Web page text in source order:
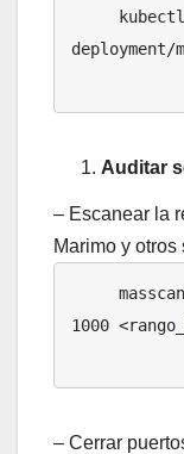
deployment/
Auditar
– Escanear la
Marimo y
1000
– Cerrar